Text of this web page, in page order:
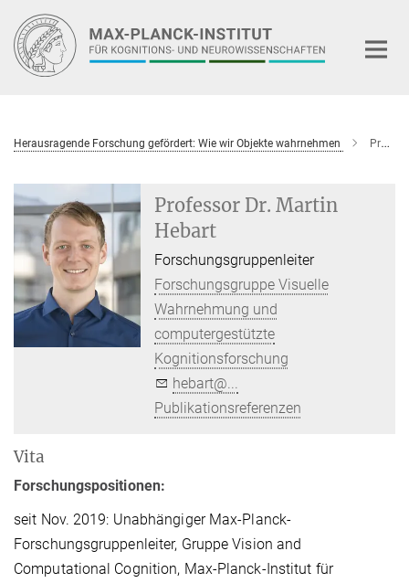
Hauptinhalt
Herausragende Forschung gefördert: Wie wir Objekte wahrnehmen Professor Dr. Martin Hebart
Professor Dr. Martin
Hebart
Forschungsgruppenleiter
Forschungsgruppe Visuelle
Wahrnehmung und
computergestützte
Kognitionsforschung
hebart@...
Publikationsreferenzen
Vita
Forschungspositionen:
seit Nov. 2019: Unabhängiger Max-Planck-
Forschungsgruppenleiter, Gruppe Vision and
Computational Cognition, Max-Planck-Institut für